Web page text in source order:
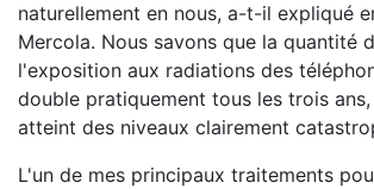
naturellement en nous, a-t-il expliqué
Mercola. Nous savons que la quantité
l'exposition aux radiations des
double pratiquement tous les trois
atteint des niveaux clairement
L'un de mes principaux traitements